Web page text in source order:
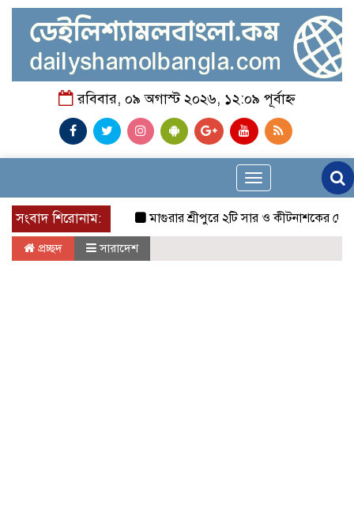
রবিবার, ০৯ অগাস্ট ২০২৬, ১২:০৯ পূর্বাহ্ন
Toggle
navigation
সংবাদ শিরোনাম:
মাগুরার শ্রীপুরে ২টি সার ও কীটনাশকের দোকানে
প্রচ্ছদ সারাদেশ